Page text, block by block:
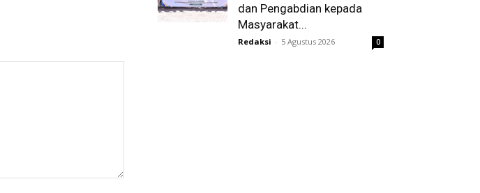
dan Pengabdian kepada
Masyarakat...
Redaksi - 5 Agustus 2026 0